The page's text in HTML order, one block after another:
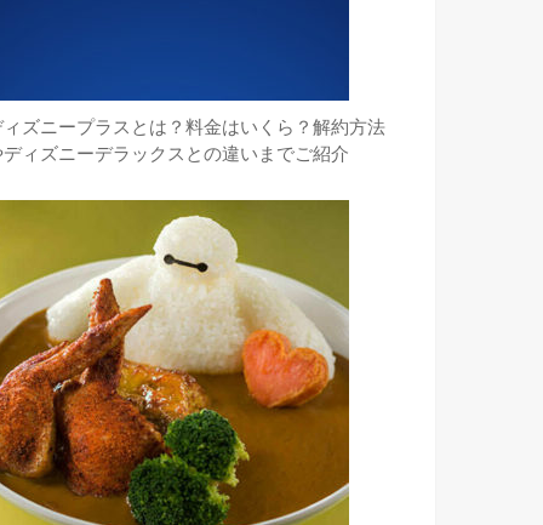
ィズニープラスとは？料金はいくら？解約方法
ディズニーデラックスとの違いまでご紹介